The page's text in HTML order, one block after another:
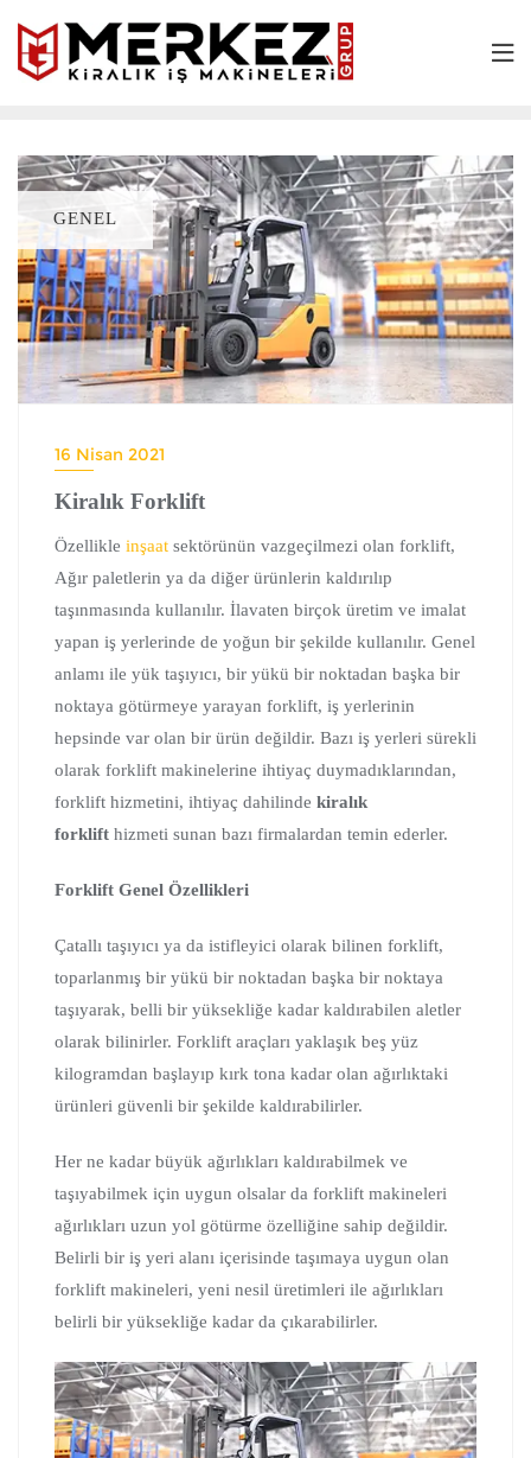
GENEL
16 Nisan 2021
Kiralık Forklift
Özellikle inşaat sektörünün vazgeçilmezi olan forklift,
Ağır paletlerin ya da diğer ürünlerin kaldırılıp
taşınmasında kullanılır. İlavaten birçok üretim ve imalat
yapan iş yerlerinde de yoğun bir şekilde kullanılır. Genel
anlamı ile yük taşıyıcı, bir yükü bir noktadan başka bir
noktaya götürmeye yarayan forklift, iş yerlerinin
hepsinde var olan bir ürün değildir. Bazı iş yerleri sürekli
olarak forklift makinelerine ihtiyaç duymadıklarından,
forklift hizmetini, ihtiyaç dahilinde kiralık
forklift hizmeti sunan bazı firmalardan temin ederler.
Forklift Genel Özellikleri
Çatallı taşıyıcı ya da istifleyici olarak bilinen forklift,
toparlanmış bir yükü bir noktadan başka bir noktaya
taşıyarak, belli bir yüksekliğe kadar kaldırabilen aletler
olarak bilinirler. Forklift araçları yaklaşık beş yüz
kilogramdan başlayıp kırk tona kadar olan ağırlıktaki
ürünleri güvenli bir şekilde kaldırabilirler.
Her ne kadar büyük ağırlıkları kaldırabilmek ve
taşıyabilmek için uygun olsalar da forklift makineleri
ağırlıkları uzun yol götürme özelliğine sahip değildir.
Belirli bir iş yeri alanı içerisinde taşımaya uygun olan
forklift makineleri, yeni nesil üretimleri ile ağırlıkları
belirli bir yüksekliğe kadar da çıkarabilirler.